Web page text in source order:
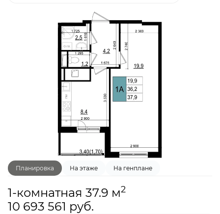
Планировка На этаже На генплане
1-комнатная 37.9 м2
10 693 561 руб.